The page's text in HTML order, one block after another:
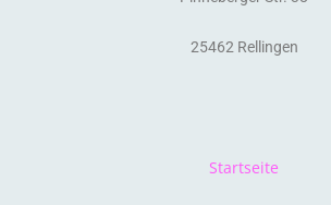
25462 Rellingen
Startseite